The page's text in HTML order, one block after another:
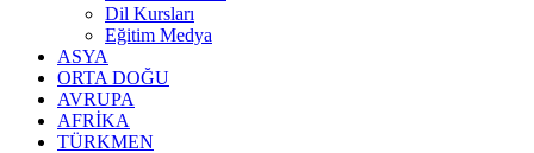
Dil Kursları
Eğitim Medya
ASYA
ORTA DOĞU
AVRUPA
AFRİKA
TÜRKMEN